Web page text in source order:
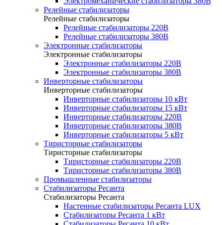
Релейные стабилизаторы
Релейные стабилизаторы
Релейные стабилизаторы 220В
Релейные стабилизаторы 380В
Электронные стабилизаторы
Электронные стабилизаторы
Электронные стабилизаторы 220В
Электронные стабилизаторы 380В
Инверторные стабилизаторы
Инверторные стабилизаторы
Инверторные стабилизаторы 10 кВт
Инверторные стабилизаторы 15 кВт
Инверторные стабилизаторы 220В
Инверторные стабилизаторы 380В
Инверторные стабилизаторы 5 кВт
Тиристорные стабилизаторы
Тиристорные стабилизаторы
Тиристорные стабилизаторы 220В
Тиристорные стабилизаторы 380В
Промышленные стабилизаторы
Стабилизаторы Ресанта
Стабилизаторы Ресанта
Настенные стабилизаторы Ресанта LUX
Стабилизаторы Ресанта 1 кВт